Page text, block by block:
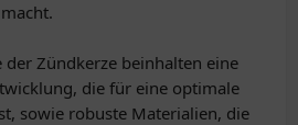
der Zündkerze beinhalten eine
die für eine optimale
sowie robuste Materialien, die